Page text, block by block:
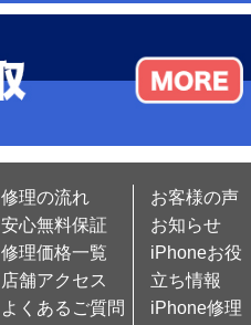
修理の流れ
安心無料保証
修理価格一覧
店舗アクセス
よくあるご質問
お客様の声
お知らせ
iPhoneお役
立ち情報
iPhone修理